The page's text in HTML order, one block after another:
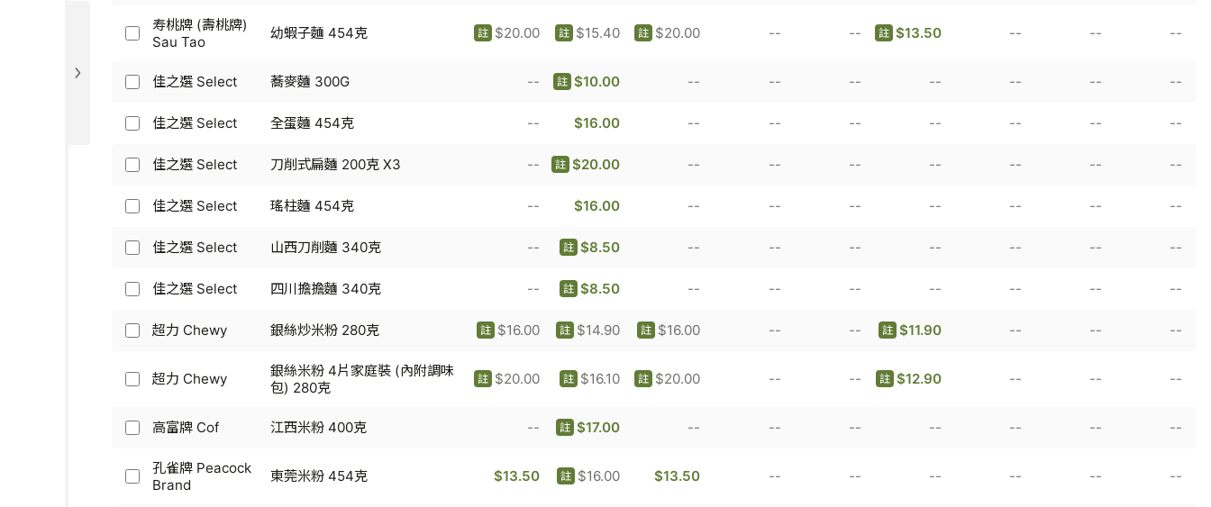
340
麵
克
-
幼
上
海
340
海
340
克
(壽
Sau
-
柱
麵
克
寿
牌
(壽
牌)
Tao
-
蝦
麵
克
寿桃牌 (壽桃牌)
Sau Tao
幼蝦子麵 454克 $20.00
註 $15.40
註 $20.00
註 -- -- $13.50
註 -- -- --
佳
選
-
蕎
麵
佳之選 Select 蕎麥麵 300G -- $10.00
註 -- -- -- -- -- -- --
佳
選
-
全
麵
克
佳之選 Select 全蛋麵 454克 -- $16.00 -- -- -- -- -- -- --
佳
選
-
刀
式
麵
200
X3
佳之選 Select 刀削式扁麵 200克 X3 -- $20.00
註 -- -- -- -- -- -- --
佳
選
-
瑤
麵
佳之選 Select 瑤柱麵 454克 -- $16.00 -- -- -- -- -- -- --
佳
選
-
山
刀
削
340
佳之選 Select 山西刀削麵 340克 -- $8.50
註 -- -- -- -- -- -- --
佳
選
四
擔
340
克
佳之選 Select 四川擔擔麵 340克 -- $8.50
註 -- -- -- -- -- -- --
超
Chewy
-
絲
炒
粉
280
超力 Chewy 銀絲炒米粉 280克 $16.00
註 $14.90
註 $16.00
註 -- -- $11.90
註 -- -- --
超
Chewy
-
絲
米
超力 Chewy
銀絲米粉 4片家庭裝 (內附調味
包) 280克
$20.00
註 $16.10
註 $20.00
註 -- -- $12.90
註 -- -- --
高
牌
Cof
高富牌 Cof 江西米粉 400克 -- $17.00
註 -- -- -- -- -- -- --
孔
孔雀牌 Peacock
Brand
東莞米粉 454克 $13.50 $16.00
註 $13.50 -- -- -- -- -- --